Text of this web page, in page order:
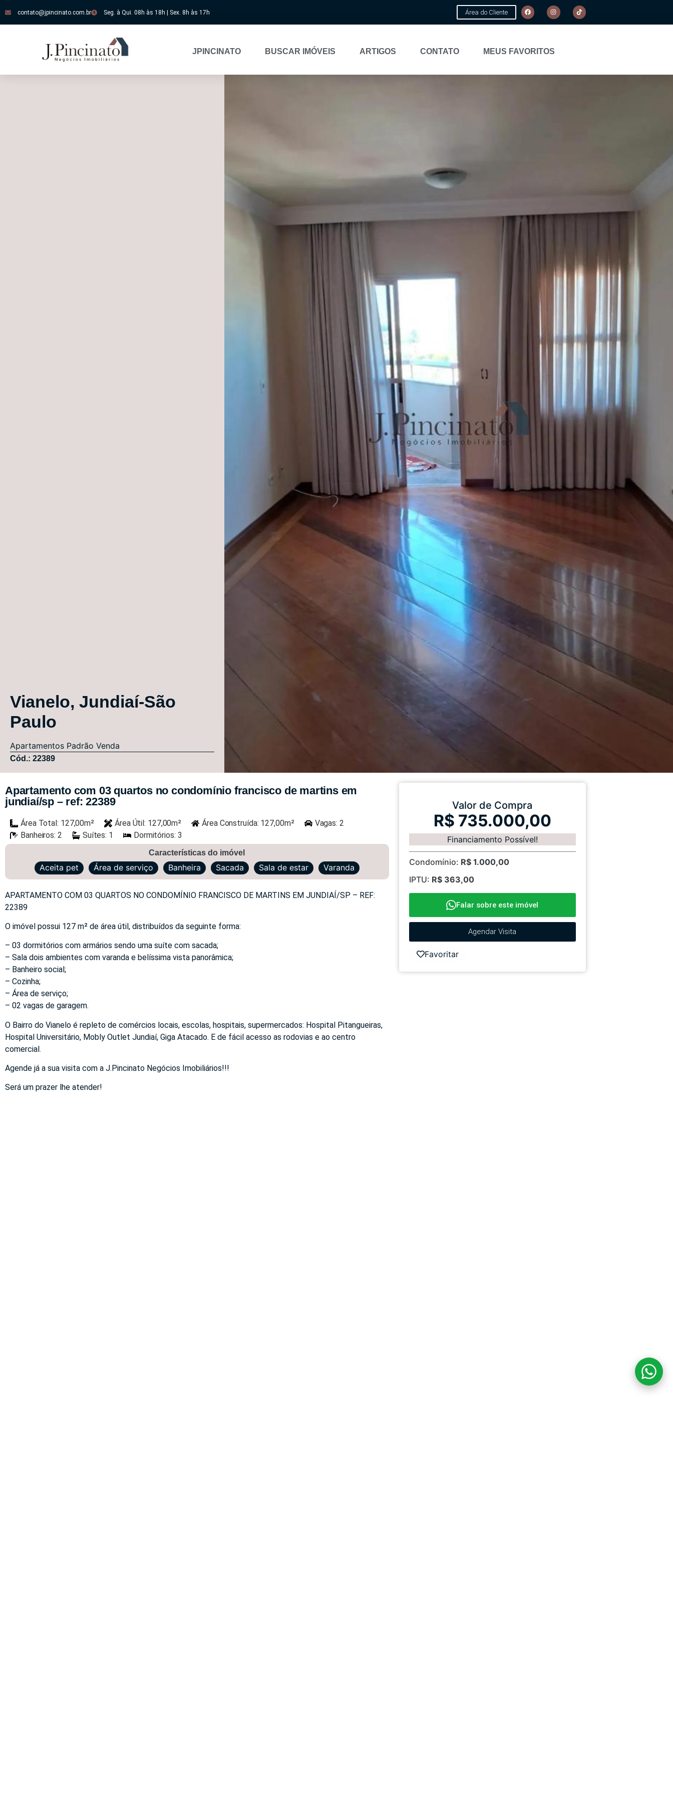
contato@jpincinato.com.br Seg. à Qui. 08h às 18h | Sex. 8h às 17h Área do Cliente
JPINCINATO BUSCAR IMÓVEIS ARTIGOS CONTATO MEUS FAVORITOS
Vianelo, Jundiaí-São
Paulo
Apartamentos Padrão Venda
Cód.: 22389
Apartamento com 03 quartos no condomínio francisco de martins em
jundiaí/sp – ref: 22389
Área Total: 127,00m² Área Útil: 127,00m² Área Construída: 127,00m²
Vagas: 2
Banheiros: 2
Suítes: 1 Dormitórios: 3
Características do imóvel
Aceita pet Área de serviço Banheira Sacada Sala de estar Varanda
APARTAMENTO COM 03 QUARTOS NO CONDOMÍNIO FRANCISCO DE MARTINS EM JUNDIAÍ/SP – REF:
22389
O imóvel possui 127 m² de área útil, distribuídos da seguinte forma:
– 03 dormitórios com armários sendo uma suíte com sacada;
– Sala dois ambientes com varanda e belíssima vista panorâmica;
– Banheiro social;
– Cozinha;
– Área de serviço;
– 02 vagas de garagem.
O Bairro do Vianelo é repleto de comércios locais, escolas, hospitais, supermercados: Hospital Pitangueiras,
Hospital Universitário, Mobly Outlet Jundiaí, Giga Atacado. E de fácil acesso as rodovias e ao centro
comercial.
Agende já a sua visita com a J.Pincinato Negócios Imobiliários!!!
Será um prazer lhe atender!
Valor de Compra
R$ 735.000,00
Financiamento Possível!
Condomínio: R$ 1.000,00
IPTU: R$ 363,00
Falar sobre este imóvel
Agendar Visita
Favoritar